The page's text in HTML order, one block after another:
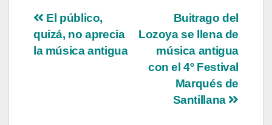
Navegación
de
Buitrago del
Lozoya se llena de
música antigua
con el 4º Festival
Marqués de
Santillana
El público,
quizá, no aprecia
la música antigua